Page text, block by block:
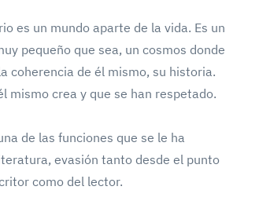
es un mundo aparte de la vida. Es un
pequeño que sea, un cosmos donde
coherencia de él mismo, su historia.
mismo crea y que se han respetado.
de las funciones que se le ha
evasión tanto desde el punto
como del lector.